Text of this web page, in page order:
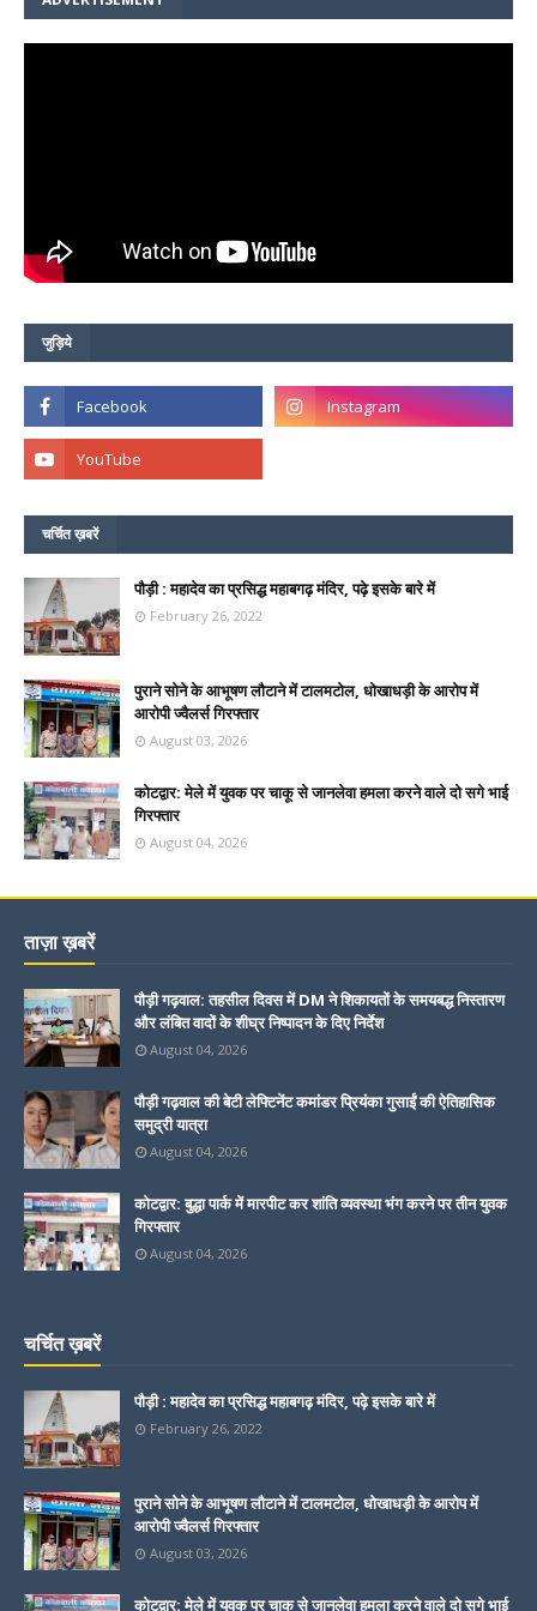
जुड़िये
चर्चित ख़बरें
पौड़ी : महादेव का प्रसिद्ध महाबगढ़ मंदिर, पढ़े इसके बारे में
February 26, 2022
पुराने सोने के आभूषण लौटाने में टालमटोल, धोखाधड़ी के आरोप में
आरोपी ज्वैलर्स गिरफ्तार
August 03, 2026
कोटद्वार: मेले में युवक पर चाकू से जानलेवा हमला करने वाले दो सगे भाई
गिरफ्तार
August 04, 2026
ताज़ा ख़बरें
पौड़ी गढ़वाल: तहसील दिवस में DM ने शिकायतों के समयबद्ध निस्तारण
और लंबित वादों के शीघ्र निष्पादन के दिए निर्देश
August 04, 2026
पौड़ी गढ़वाल की बेटी लेफ्टिनेंट कमांडर प्रियंका गुसाईं की ऐतिहासिक
समुद्री यात्रा
August 04, 2026
कोटद्वार: बुद्धा पार्क में मारपीट कर शांति व्यवस्था भंग करने पर तीन युवक
गिरफ्तार
August 04, 2026
चर्चित ख़बरें
पौड़ी : महादेव का प्रसिद्ध महाबगढ़ मंदिर, पढ़े इसके बारे में
February 26, 2022
पुराने सोने के आभूषण लौटाने में टालमटोल, धोखाधड़ी के आरोप में
आरोपी ज्वैलर्स गिरफ्तार
August 03, 2026
कोटद्वार: मेले में युवक पर चाकू से जानलेवा हमला करने वाले दो सगे भाई